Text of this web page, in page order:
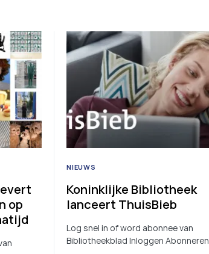
op
NIEUWS
Koninklijke Bibliotheek
lanceert ThuisBieb
Log snel in of word abonnee van
Bibliotheekblad Inloggen Abonneren